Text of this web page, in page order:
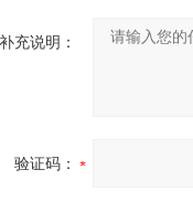
补充说明：
验证码：